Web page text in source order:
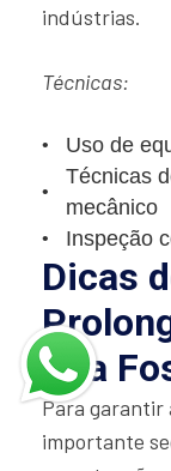
indústrias.
Técnicas:
Uso de
Técnicas
mecânico
Inspeção
Dicas
Sua
Para garantir
importante